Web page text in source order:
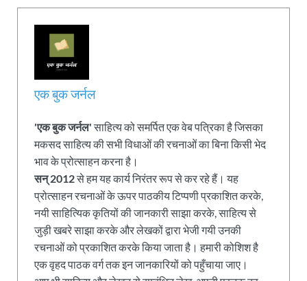
एक बुक जर्नल
'एक बुक जर्नल'साहित्य को समर्पित एक वेब पत्रिका है जिसका
मकसद साहित्य की सभी विधाओं की रचनाओं का बिना किसी भेद
भाव के प्रोत्साहन करना है।
सन् 2012से हम यह कार्य निरंतर रूप से कर रहे हैं। यह
प्रोत्साहन रचनाओं के ऊपर पाठकीय टिप्पणी प्रकाशित करके,
नयी साहित्यिक कृतियों की जानकारी साझा करके, साहित्य से
जुड़ी खबरे साझा करके और लेखकों द्वारा भेजी गयी उनकी
रचनाओं को प्रकाशित करके किया जाता है। हमारी कोशिश है
एक वृहद पाठक वर्ग तक इन जानकारियों को पहुँचाया जाए।